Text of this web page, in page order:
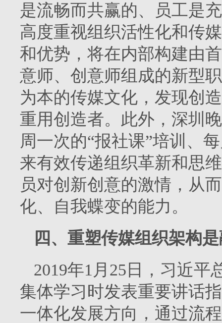
是流畅而共赢的、员工是
高度重视组织活性化和传
和优势，将在内部构建由
意师、创意师组成的新型
为本的传媒文化，发现创
重用创造者。此外，深圳
周一次的“报社课”培训、
来有效传递组织革新和思
员对创新创意的激情，从
化、自我蝶变的能力。
四、重塑传媒组织架构
2019年1月25日，习近
集体学习时发表重要讲话
一体化发展方向，通过流